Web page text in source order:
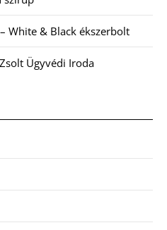
White & Black ékszerbolt
Ügyvédi Iroda